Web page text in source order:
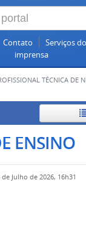
Contato Serviços
imprensa
TÉCNICA DE
ENSINO
Julho de 2026, 16h31